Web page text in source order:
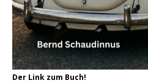
Der Link zum Buch!